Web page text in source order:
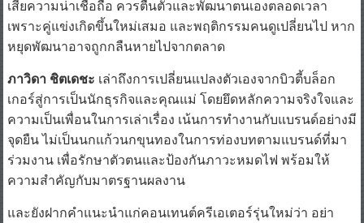
เพราะคู่แข่งเกิดขึ้นใหม่เสมอ และพฤติกรรมคนดูเปลี่ยนไป หาก
หยุดพัฒนาอาจถูกกลืนหายไปจากตลาด
เกอร์สู่การเป็นนักธุรกิจและคุณแม่ โดยยึดหลักความจริงใจและ
ความเป็นเพื่อนในการเล่าเรื่อง เน้นการทำงานกับแบรนด์อย่างมี
จุดยืน ไม่เป็นนกแก้วนกขุนทองในการท่องบทตามแบรนด์ที่มา
ร่วมงาน เพื่อรักษาตัวตนและป้องกันภาวะหมดไฟ พร้อมให้
ความสำคัญกับมาตรฐานผลงาน
หลงในแสงสีและยอดไลก์หรือยอดวิวจนหลงลืมความรับผิดชอบ